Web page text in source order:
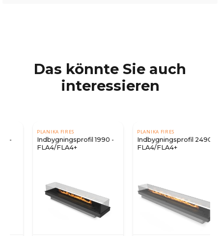
Das könnte Sie auch
interessieren
PLANIKA FIRES
Indbygningsprofil 1990 -
FLA4/FLA4+
PLANIKA FIRES
Indbygningsprofil 2490 -
FLA4/FLA4+